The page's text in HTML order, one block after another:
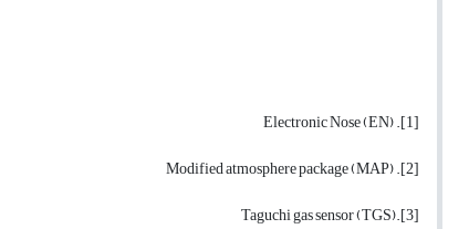
[1]. Electronic Nose (EN)
[2]. Modified atmosphere package (MAP)
[3].Taguchi gas sensor (TGS)